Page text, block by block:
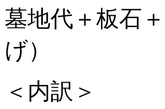
墓地代＋板石
げ）
＜内訳＞